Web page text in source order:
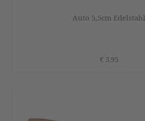
Auto 5,5cm Edelstahl
€ 3,95